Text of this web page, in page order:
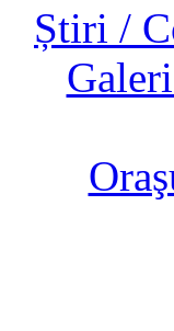
Știri /